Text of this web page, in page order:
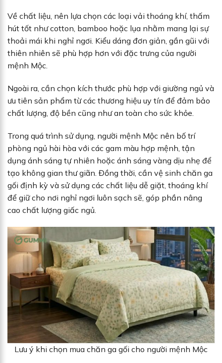
Về chất liệu, nên lựa chọn các loại vải thoáng khí, thấm
hút tốt như cotton, bamboo hoặc lụa nhằm mang lại sự
thoải mái khi nghỉ ngơi. Kiểu dáng đơn giản, gần gũi với
thiên nhiên sẽ phù hợp hơn với đặc trưng của người
mệnh Mộc.
Ngoài ra, cần chọn kích thước phù hợp với giường ngủ và
ưu tiên sản phẩm từ các thương hiệu uy tín để đảm bảo
chất lượng, độ bền cũng như an toàn cho sức khỏe.
Trong quá trình sử dụng, người mệnh Mộc nên bố trí
phòng ngủ hài hòa với các gam màu hợp mệnh, tận
dụng ánh sáng tự nhiên hoặc ánh sáng vàng dịu nhẹ để
tạo không gian thư giãn. Đồng thời, cần vệ sinh chăn ga
gối định kỳ và sử dụng các chất liệu dễ giặt, thoáng khí
để giữ cho nơi nghỉ ngơi luôn sạch sẽ, góp phần nâng
cao chất lượng giấc ngủ.
Lưu ý khi chọn mua chăn ga gối cho người mệnh Mộc